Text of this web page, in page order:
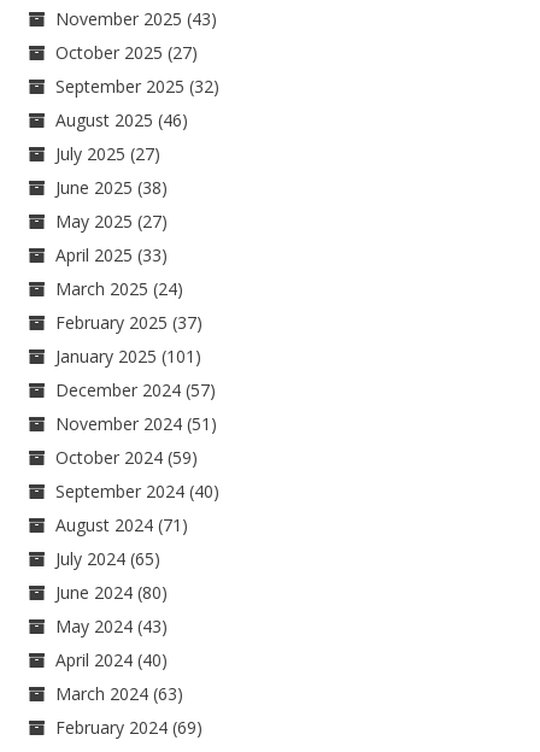
November 2025 (43)
October 2025 (27)
September 2025 (32)
August 2025 (46)
July 2025 (27)
June 2025 (38)
May 2025 (27)
April 2025 (33)
March 2025 (24)
February 2025 (37)
January 2025 (101)
December 2024 (57)
November 2024 (51)
October 2024 (59)
September 2024 (40)
August 2024 (71)
July 2024 (65)
June 2024 (80)
May 2024 (43)
April 2024 (40)
March 2024 (63)
February 2024 (69)